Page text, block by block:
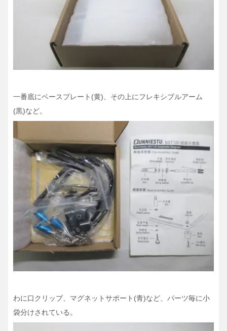
一番底にベースプレート(黄)、その上にフレキシブルアーム
(黒)など。
わに口クリップ、マグネットサポート(青)など、パーツ毎に小
袋分けされている。